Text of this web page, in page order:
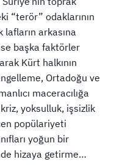
“terör” odaklarının
arkasına
başka faktörler
Kürt halkının
Ortadoğu ve
maceracılığa
yoksulluk, işsizlik
popülariyeti
yoğun bir
hizaya getirme…